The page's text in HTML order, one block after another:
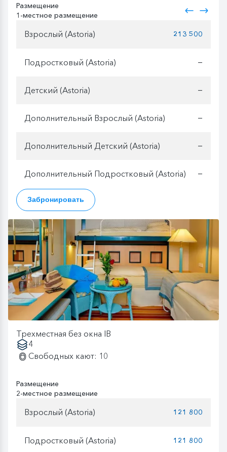
Размещение
1-местное размещение
Взрослый (Astoria) 213 500
Подростковый (Astoria) —
Детский (Astoria) —
Дополнительный Взрослый (Astoria) —
Дополнительный Детский (Astoria) —
Дополнительный Подростковый (Astoria) —
Забронировать
Трехместная без окна IB
4
Свободных кают: 10
Размещение
2-местное размещение
Взрослый (Astoria) 121 800
Подростковый (Astoria) 121 800